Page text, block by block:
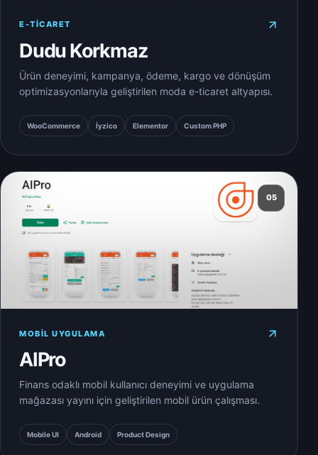
E-TICARET
Dudu Korkmaz
Ürün deneyimi, kampanya, ödeme, kargo ve dönüşüm
optimizasyonlarıyla geliştirilen moda e-ticaret altyapısı.
WooCommerce İyzico Elementor Custom PHP
05
MOBIL UYGULAMA
AIPro
Finans odaklı mobil kullanıcı deneyimi ve uygulama
mağazası yayını için geliştirilen mobil ürün çalışması.
Mobile UI Android Product Design